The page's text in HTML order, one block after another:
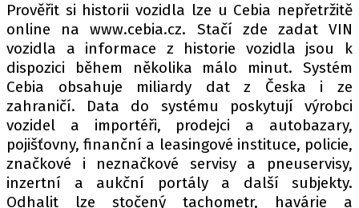
Prověřit si historii vozidla lze u Cebia nepřetržitě
online na www.cebia.cz. Stačí zde zadat VIN
vozidla a informace z historie vozidla jsou k
dispozici během několika málo minut. Systém
Cebia obsahuje miliardy dat z Česka i ze
zahraničí. Data do systému poskytují výrobci
vozidel a importéři, prodejci a autobazary,
pojišťovny, finanční a leasingové instituce, policie,
značkové i neznačkové servisy a pneuservisy,
inzertní a aukční portály a další subjekty.
Odhalit lze stočený tachometr, havárie a